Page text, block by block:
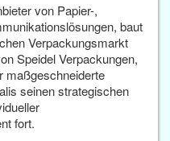
von Papier-,
baut
Verpackungsmarkt
Speidel Verpackungen,
maßgeschneiderte
seinen strategischen
fort.